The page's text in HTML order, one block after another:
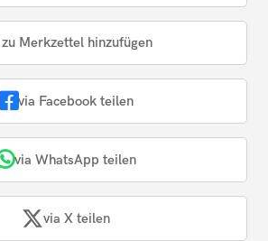
zu Merkzettel hinzufügen
via Facebook teilen
via WhatsApp teilen
via X teilen